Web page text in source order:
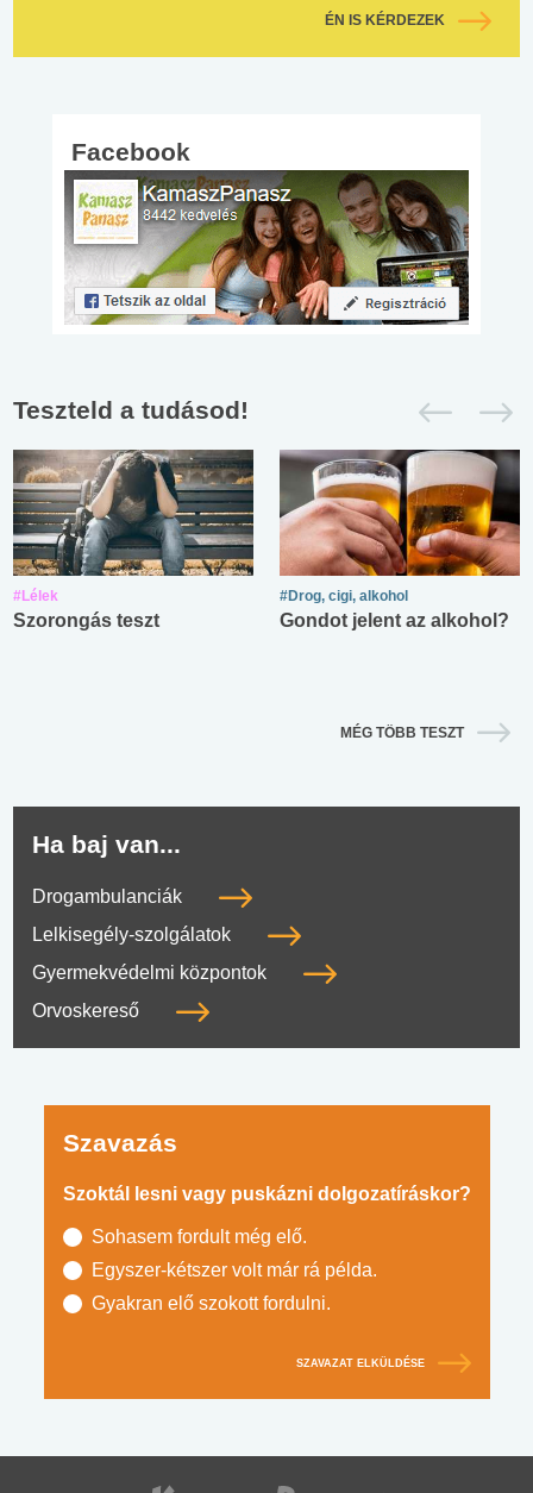
ÉN IS KÉRDEZEK
Facebook
Teszteld a tudásod!
#Lélek
Szorongás teszt
#Drog, cigi, alkohol
Gondot jelent az alkohol?
MÉG TÖBB TESZT
Ha baj van...
Drogambulanciák
Lelkisegély-szolgálatok
Gyermekvédelmi központok
Orvoskereső
Szavazás
Szoktál lesni vagy puskázni dolgozatíráskor?
Sohasem fordult még elő.
Egyszer-kétszer volt már rá példa.
Gyakran elő szokott fordulni.
SZAVAZAT ELKÜLDÉSE